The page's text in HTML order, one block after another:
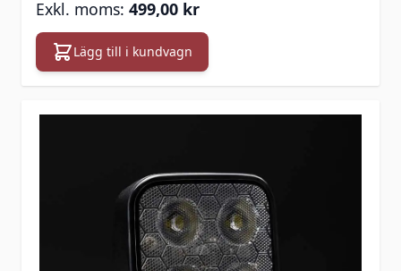
499,00 kr
Lägg till i kundvagn